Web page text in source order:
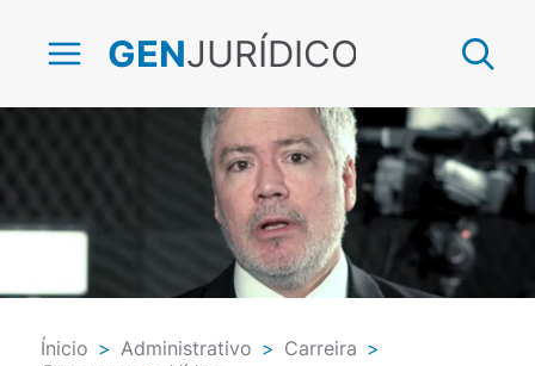
GENJURÍDICO
Ínicio > Administrativo > Carreira >